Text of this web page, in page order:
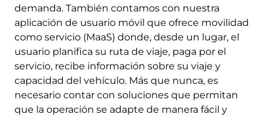
demanda. También contamos con nuestra
aplicación de usuario móvil que ofrece movilidad
como servicio (MaaS) donde, desde un lugar, el
usuario planifica su ruta de viaje, paga por el
servicio, recibe información sobre su viaje y
capacidad del vehículo. Más que nunca, es
necesario contar con soluciones que permitan
que la operación se adapte de manera fácil y